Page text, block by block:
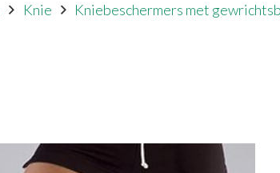
Knie Kniebeschermers met